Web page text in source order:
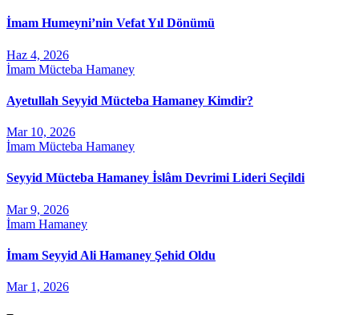
İmam Humeyni’nin Vefat Yıl Dönümü
Haz 4, 2026
İmam Mücteba Hamaney
Ayetullah Seyyid Mücteba Hamaney Kimdir?
Mar 10, 2026
İmam Mücteba Hamaney
Seyyid Mücteba Hamaney İslâm Devrimi Lideri Seçildi
Mar 9, 2026
İmam Hamaney
İmam Seyyid Ali Hamaney Şehid Oldu
Mar 1, 2026